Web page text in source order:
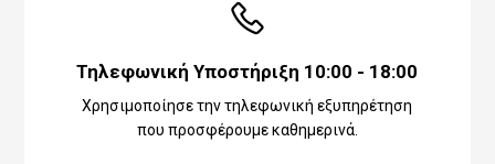
Τηλεφωνική Υποστήριξη 10:00 - 18:00
Χρησιμοποίησε την τηλεφωνική εξυπηρέτηση
που προσφέρουμε καθημερινά.